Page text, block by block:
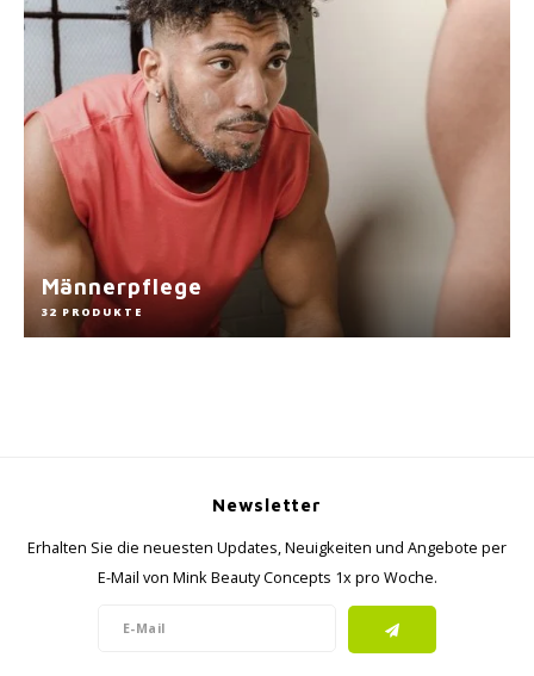
Männerpflege
32 PRODUKTE
Newsletter
Erhalten Sie die neuesten Updates, Neuigkeiten und Angebote per
E-Mail von Mink Beauty Concepts 1x pro Woche.